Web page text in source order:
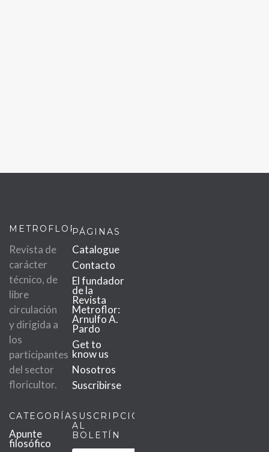
METROFLOR
Revista de
carácter
técnico, de
libre
circulación
y dirigida a
los
participantes
del sector
floricultor.
PÁGINAS
Catalogue
Contacto
El fundador
de la
Revista
Metroflor:
Arnulfo A.
Pardo
Get to
know us
Nosotros
Suscribirse
CATEGORÍAS
Apunte
filosófico
SUSCRIPCIÓN
AL
BOLETÍN